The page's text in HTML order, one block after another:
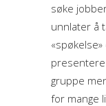
søke
unnlater å
gruppe
for mange